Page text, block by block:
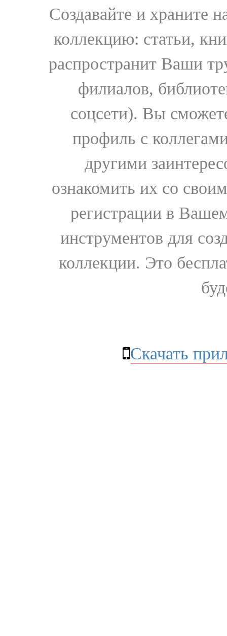
Создавайте и храните
коллекцию: статьи,
распространит Ваши
филиалов,
соцсети). Вы
профиль с
другими
ознакомить их со
регистрации в
инструментов для
коллекции. Это
Скачать